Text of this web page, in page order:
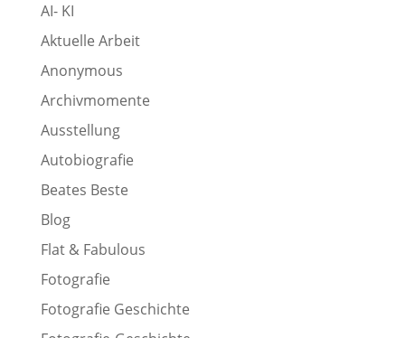
AI- KI
Aktuelle Arbeit
Anonymous
Archivmomente
Ausstellung
Autobiografie
Beates Beste
Blog
Flat & Fabulous
Fotografie
Fotografie Geschichte